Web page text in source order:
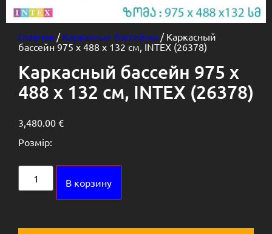
Главная / Каркасные бассейны / Каркасный
бассейн 975 х 488 х 132 см, INTEX (26378)
Каркасный бассейн 975 х
488 х 132 см, INTEX (26378)
3,480.00 €
Розмір:
В корзину